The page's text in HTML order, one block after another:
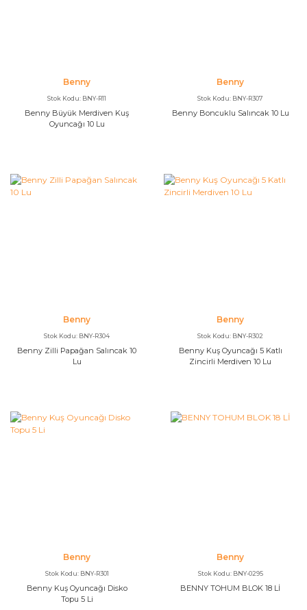
Benny
Stok Kodu: BNY-R11
Benny Büyük Merdiven Kuş
Oyuncağı 10 Lu
Benny
Stok Kodu: BNY-R307
Benny Boncuklu Salıncak 10 Lu
Benny
Stok Kodu: BNY-R304
Benny Zilli Papağan Salıncak 10
Lu
Benny
Stok Kodu: BNY-R302
Benny Kuş Oyuncağı 5 Katlı
Zincirli Merdiven 10 Lu
Benny
Stok Kodu: BNY-R301
Benny Kuş Oyuncağı Disko
Topu 5 Li
Benny
Stok Kodu: BNY-0295
BENNY TOHUM BLOK 18 Lİ